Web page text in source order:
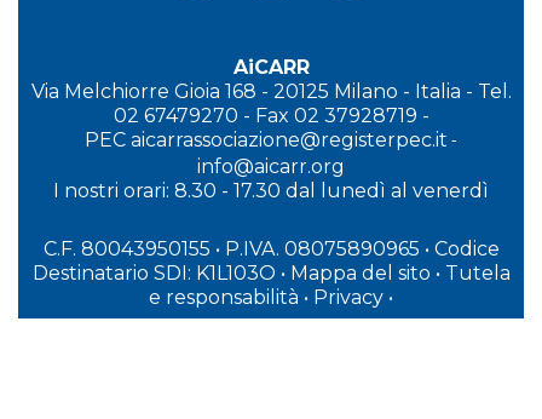
AiCARR
Via Melchiorre Gioia 168 - 20125 Milano - Italia - Tel.
02 67479270 - Fax 02 37928719 -
PEC aicarrassociazione@registerpec.it -
info@aicarr.org
I nostri orari: 8.30 - 17.30 dal lunedì al venerdì
C.F. 80043950155 • P.IVA. 08075890965 • Codice
Destinatario SDI: K1L103O • Mappa del sito • Tutela
e responsabilità • Privacy •